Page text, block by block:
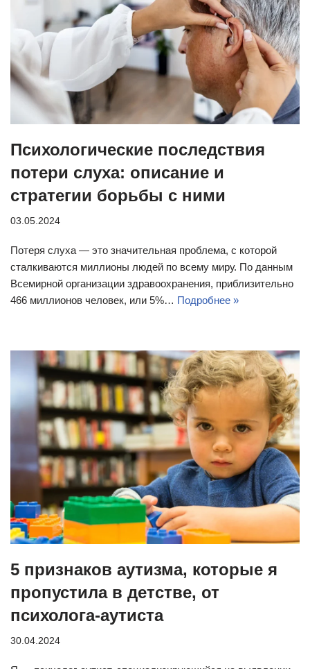
Психологические последствия
потери слуха: описание и
стратегии борьбы с ними
03.05.2024
Потеря слуха — это значительная проблема, с которой
сталкиваются миллионы людей по всему миру. По данным
Всемирной организации здравоохранения, приблизительно
466 миллионов человек, или 5%… Подробнее »
5 признаков аутизма, которые я
пропустила в детстве, от
психолога-аутиста
30.04.2024